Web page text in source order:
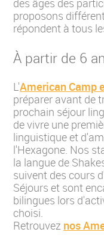
proposons
répondent à tous
À partir de 6
L'American Camp
préparer avant de
prochain séjour
de vivre une
linguistique et
l'Hexagone. Nos
la langue de
suivent des cours
Séjours et sont
bilingues lors
choisi.
Retrouvez nos